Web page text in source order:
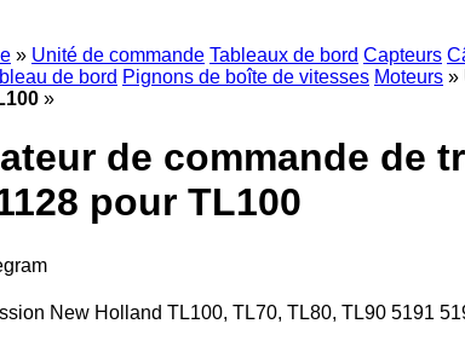
» Unité de commande Tableaux de bord Capteurs
de bord Pignons de boîte de vitesses Moteurs »
»
de commande de
pour TL100
New Holland TL100, TL70, TL80, TL90 5191